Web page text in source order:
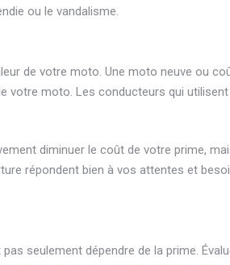
ou le vandalisme.
de votre moto. Une moto neuve ou
votre moto. Les conducteurs qui
diminuer le coût de votre prime,
répondent bien à vos attentes et
seulement dépendre de la prime.